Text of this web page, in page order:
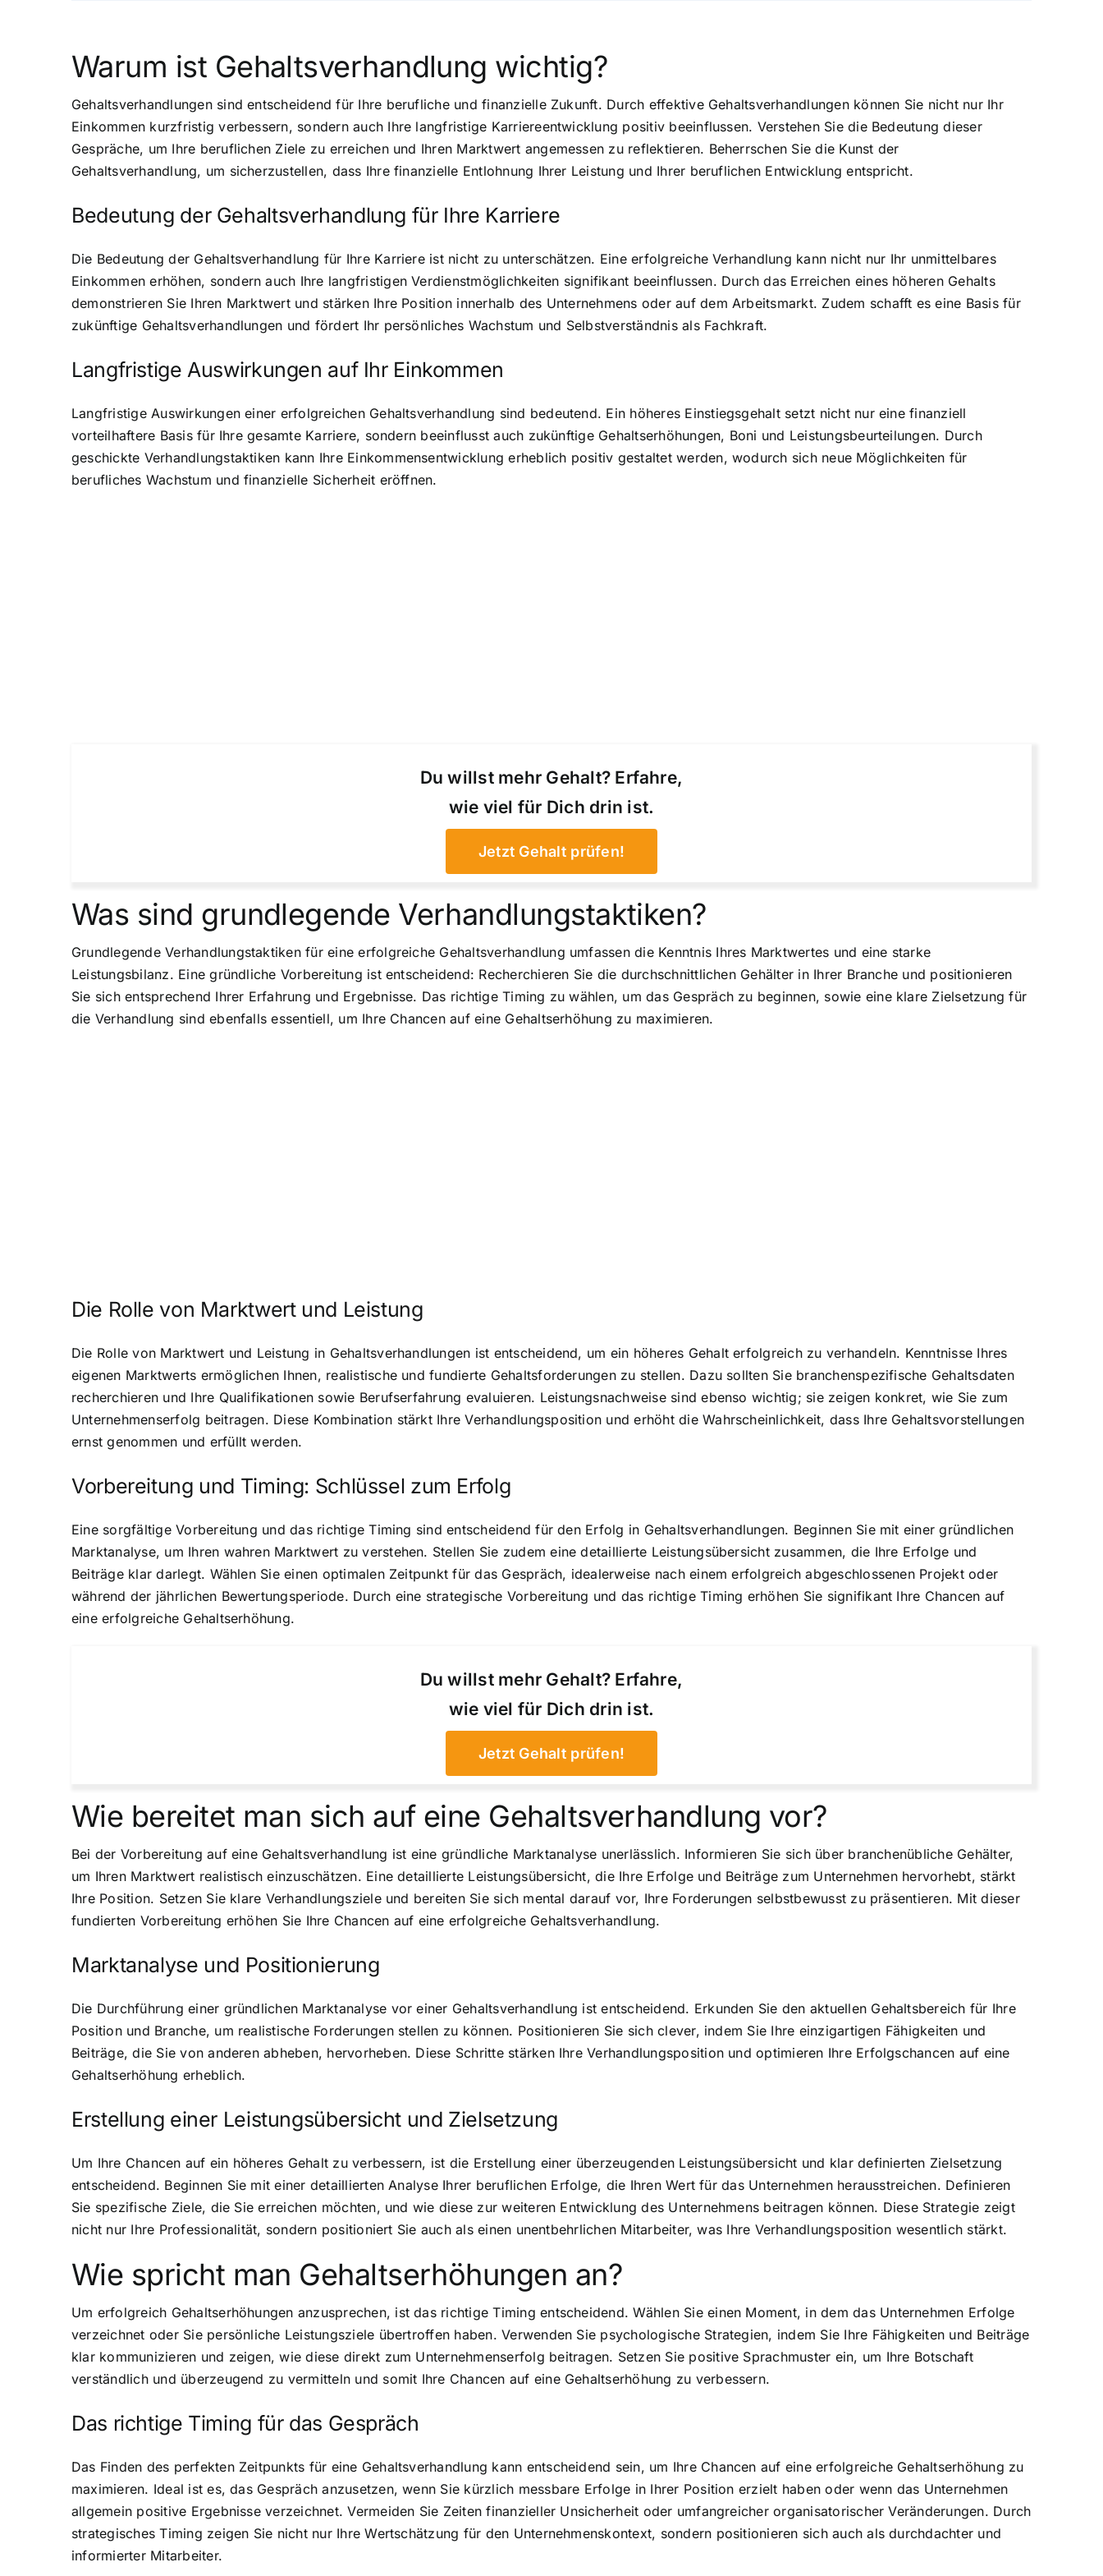
Warum ist Gehaltsverhandlung wichtig?
Gehaltsverhandlungen sind entscheidend für Ihre berufliche und finanzielle Zukunft. Durch effektive Gehaltsverhandlungen können Sie nicht nur Ihr
Einkommen kurzfristig verbessern, sondern auch Ihre langfristige Karriereentwicklung positiv beeinflussen. Verstehen Sie die Bedeutung dieser
Gespräche, um Ihre beruflichen Ziele zu erreichen und Ihren Marktwert angemessen zu reflektieren. Beherrschen Sie die Kunst der
Gehaltsverhandlung, um sicherzustellen, dass Ihre finanzielle Entlohnung Ihrer Leistung und Ihrer beruflichen Entwicklung entspricht.
Bedeutung der Gehaltsverhandlung für Ihre Karriere
Die Bedeutung der Gehaltsverhandlung für Ihre Karriere ist nicht zu unterschätzen. Eine erfolgreiche Verhandlung kann nicht nur Ihr unmittelbares
Einkommen erhöhen, sondern auch Ihre langfristigen Verdienstmöglichkeiten signifikant beeinflussen. Durch das Erreichen eines höheren Gehalts
demonstrieren Sie Ihren Marktwert und stärken Ihre Position innerhalb des Unternehmens oder auf dem Arbeitsmarkt. Zudem schafft es eine Basis für
zukünftige Gehaltsverhandlungen und fördert Ihr persönliches Wachstum und Selbstverständnis als Fachkraft.
Langfristige Auswirkungen auf Ihr Einkommen
Langfristige Auswirkungen einer erfolgreichen Gehaltsverhandlung sind bedeutend. Ein höheres Einstiegsgehalt setzt nicht nur eine finanziell
vorteilhaftere Basis für Ihre gesamte Karriere, sondern beeinflusst auch zukünftige Gehaltserhöhungen, Boni und Leistungsbeurteilungen. Durch
geschickte Verhandlungstaktiken kann Ihre Einkommensentwicklung erheblich positiv gestaltet werden, wodurch sich neue Möglichkeiten für
berufliches Wachstum und finanzielle Sicherheit eröffnen.
Du willst mehr Gehalt? Erfahre,
wie viel für Dich drin ist.
Jetzt Gehalt prüfen!
Was sind grundlegende Verhandlungstaktiken?
Grundlegende Verhandlungstaktiken für eine erfolgreiche Gehaltsverhandlung umfassen die Kenntnis Ihres Marktwertes und eine starke
Leistungsbilanz. Eine gründliche Vorbereitung ist entscheidend: Recherchieren Sie die durchschnittlichen Gehälter in Ihrer Branche und positionieren
Sie sich entsprechend Ihrer Erfahrung und Ergebnisse. Das richtige Timing zu wählen, um das Gespräch zu beginnen, sowie eine klare Zielsetzung für
die Verhandlung sind ebenfalls essentiell, um Ihre Chancen auf eine Gehaltserhöhung zu maximieren.
Die Rolle von Marktwert und Leistung
Die Rolle von Marktwert und Leistung in Gehaltsverhandlungen ist entscheidend, um ein höheres Gehalt erfolgreich zu verhandeln. Kenntnisse Ihres
eigenen Marktwerts ermöglichen Ihnen, realistische und fundierte Gehaltsforderungen zu stellen. Dazu sollten Sie branchenspezifische Gehaltsdaten
recherchieren und Ihre Qualifikationen sowie Berufserfahrung evaluieren. Leistungsnachweise sind ebenso wichtig; sie zeigen konkret, wie Sie zum
Unternehmenserfolg beitragen. Diese Kombination stärkt Ihre Verhandlungsposition und erhöht die Wahrscheinlichkeit, dass Ihre Gehaltsvorstellungen
ernst genommen und erfüllt werden.
Vorbereitung und Timing: Schlüssel zum Erfolg
Eine sorgfältige Vorbereitung und das richtige Timing sind entscheidend für den Erfolg in Gehaltsverhandlungen. Beginnen Sie mit einer gründlichen
Marktanalyse, um Ihren wahren Marktwert zu verstehen. Stellen Sie zudem eine detaillierte Leistungsübersicht zusammen, die Ihre Erfolge und
Beiträge klar darlegt. Wählen Sie einen optimalen Zeitpunkt für das Gespräch, idealerweise nach einem erfolgreich abgeschlossenen Projekt oder
während der jährlichen Bewertungsperiode. Durch eine strategische Vorbereitung und das richtige Timing erhöhen Sie signifikant Ihre Chancen auf
eine erfolgreiche Gehaltserhöhung.
Du willst mehr Gehalt? Erfahre,
wie viel für Dich drin ist.
Jetzt Gehalt prüfen!
Wie bereitet man sich auf eine Gehaltsverhandlung vor?
Bei der Vorbereitung auf eine Gehaltsverhandlung ist eine gründliche Marktanalyse unerlässlich. Informieren Sie sich über branchenübliche Gehälter,
um Ihren Marktwert realistisch einzuschätzen. Eine detaillierte Leistungsübersicht, die Ihre Erfolge und Beiträge zum Unternehmen hervorhebt, stärkt
Ihre Position. Setzen Sie klare Verhandlungsziele und bereiten Sie sich mental darauf vor, Ihre Forderungen selbstbewusst zu präsentieren. Mit dieser
fundierten Vorbereitung erhöhen Sie Ihre Chancen auf eine erfolgreiche Gehaltsverhandlung.
Marktanalyse und Positionierung
Die Durchführung einer gründlichen Marktanalyse vor einer Gehaltsverhandlung ist entscheidend. Erkunden Sie den aktuellen Gehaltsbereich für Ihre
Position und Branche, um realistische Forderungen stellen zu können. Positionieren Sie sich clever, indem Sie Ihre einzigartigen Fähigkeiten und
Beiträge, die Sie von anderen abheben, hervorheben. Diese Schritte stärken Ihre Verhandlungsposition und optimieren Ihre Erfolgschancen auf eine
Gehaltserhöhung erheblich.
Erstellung einer Leistungsübersicht und Zielsetzung
Um Ihre Chancen auf ein höheres Gehalt zu verbessern, ist die Erstellung einer überzeugenden Leistungsübersicht und klar definierten Zielsetzung
entscheidend. Beginnen Sie mit einer detaillierten Analyse Ihrer beruflichen Erfolge, die Ihren Wert für das Unternehmen herausstreichen. Definieren
Sie spezifische Ziele, die Sie erreichen möchten, und wie diese zur weiteren Entwicklung des Unternehmens beitragen können. Diese Strategie zeigt
nicht nur Ihre Professionalität, sondern positioniert Sie auch als einen unentbehrlichen Mitarbeiter, was Ihre Verhandlungsposition wesentlich stärkt.
Wie spricht man Gehaltserhöhungen an?
Um erfolgreich Gehaltserhöhungen anzusprechen, ist das richtige Timing entscheidend. Wählen Sie einen Moment, in dem das Unternehmen Erfolge
verzeichnet oder Sie persönliche Leistungsziele übertroffen haben. Verwenden Sie psychologische Strategien, indem Sie Ihre Fähigkeiten und Beiträge
klar kommunizieren und zeigen, wie diese direkt zum Unternehmenserfolg beitragen. Setzen Sie positive Sprachmuster ein, um Ihre Botschaft
verständlich und überzeugend zu vermitteln und somit Ihre Chancen auf eine Gehaltserhöhung zu verbessern.
Das richtige Timing für das Gespräch
Das Finden des perfekten Zeitpunkts für eine Gehaltsverhandlung kann entscheidend sein, um Ihre Chancen auf eine erfolgreiche Gehaltserhöhung zu
maximieren. Ideal ist es, das Gespräch anzusetzen, wenn Sie kürzlich messbare Erfolge in Ihrer Position erzielt haben oder wenn das Unternehmen
allgemein positive Ergebnisse verzeichnet. Vermeiden Sie Zeiten finanzieller Unsicherheit oder umfangreicher organisatorischer Veränderungen. Durch
strategisches Timing zeigen Sie nicht nur Ihre Wertschätzung für den Unternehmenskontext, sondern positionieren sich auch als durchdachter und
informierter Mitarbeiter.